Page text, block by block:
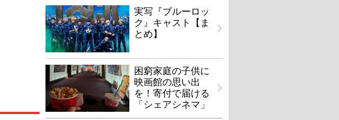
実写『ブルーロッ
ク』キャスト【ま
とめ】
困窮家庭の子供に
映画館の思い出
を！寄付で届ける
「シェアシネマ」